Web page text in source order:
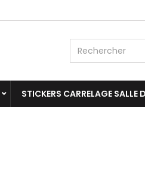
STICKERS CARRELAGE SALLE